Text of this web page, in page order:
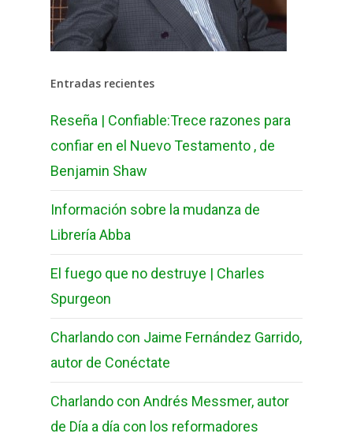
Entradas recientes
Reseña | Confiable:Trece razones para
confiar en el Nuevo Testamento , de
Benjamin Shaw
Información sobre la mudanza de
Librería Abba
El fuego que no destruye | Charles
Spurgeon
Charlando con Jaime Fernández Garrido,
autor de Conéctate
Charlando con Andrés Messmer, autor
de Día a día con los reformadores